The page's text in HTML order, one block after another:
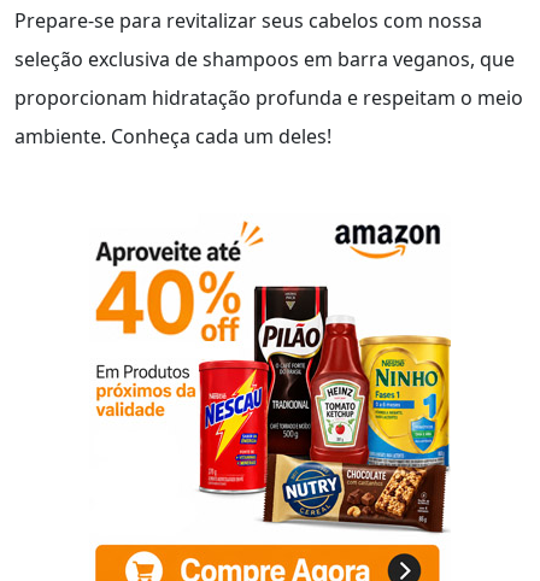
Prepare-se para revitalizar seus cabelos com nossa
seleção exclusiva de shampoos em barra veganos, que
proporcionam hidratação profunda e respeitam o meio
ambiente. Conheça cada um deles!